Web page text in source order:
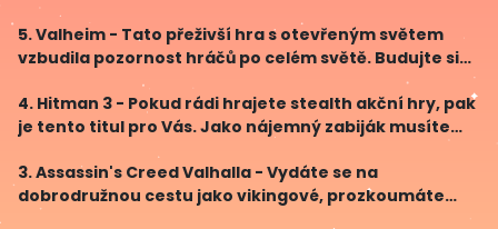
fanoušci RPG, akčních her nebo přežívání, výběr
těchto her Vám jistě zajistí hodně zábavy a nezapo
5. Valheim - Tato přeživší hra s otevřeným světem
vzbudila pozornost hráčů po celém světě. Budujte si
své vikingovské sídlo, prozkoumávejte neprobádané
oblasti a čelte nebezpečím. S kouzlem dobrodružs
4. Hitman 3 - Pokud rádi hrajete stealth akční hry, pak
je tento titul pro Vás. Jako nájemný zabiják musíte
Díky svobodě přístupu a inteligentním m
3. Assassin's Creed Valhalla - Vydáte se na
dobrodružnou cestu jako vikingové, prozkoumáte